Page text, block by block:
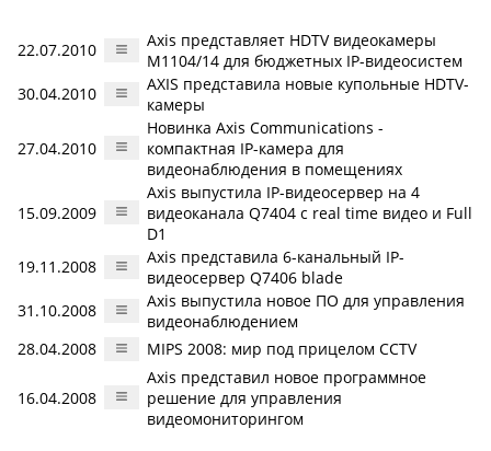
22.07.2010
Axis представляет HDTV видеокамеры
M1104/14 для бюджетных IP-видеосистем
30.04.2010
AXIS представила новые купольные HDTV-
камеры
27.04.2010
Новинка Axis Communications -
компактная IP-камера для
видеонаблюдения в помещениях
15.09.2009
Axis выпустила IP-видеосервер на 4
видеоканала Q7404 с real time видео и Full
D1
19.11.2008
Axis представила 6-канальный IP-
видеосервер Q7406 blade
31.10.2008
Axis выпустила новое ПО для управления
видеонаблюдением
28.04.2008
MIPS 2008: мир под прицелом CCTV
16.04.2008
Axis представил новое программное
решение для управления
видеомониторингом